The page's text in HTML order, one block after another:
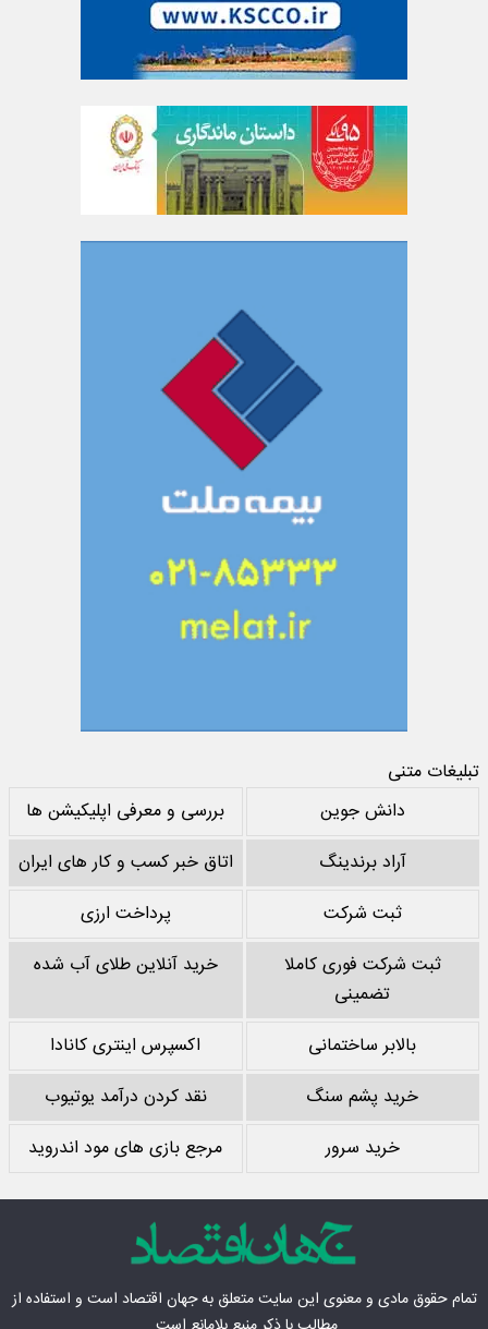
تبلیغات متنی
دانش جوین
بررسی و معرفی اپلیکیشن ها
آراد برندینگ
اتاق خبر کسب و کار های ایران
ثبت شرکت
پرداخت ارزی
ثبت شرکت فوری کاملا
تضمینی
خرید آنلاین طلای آب شده
بالابر ساختمانی
اکسپرس اینتری کانادا
خرید پشم سنگ
نقد کردن درآمد یوتیوب
خرید سرور
مرجع بازی های مود اندروید
تمام حقوق مادی‌ و معنوی این سایت متعلق بهجهان اقتصاد است و استفاده از